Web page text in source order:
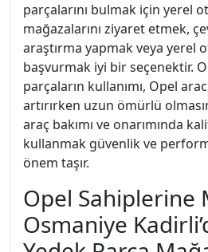
parçalarını bulmak için yerel
mağazalarını ziyaret etmek,
araştırma yapmak veya yerel
başvurmak iyi bir seçenektir.
parçaların kullanımı, Opel
artırırken uzun ömürlü
araç bakımı ve onarımında
kullanmak güvenlik ve
önem taşır.
Opel Sahiplerine
Osmaniye